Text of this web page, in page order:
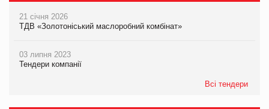
21 січня 2026
ТДВ «Золотоніський маслоробний комбінат»
03 липня 2023
Тендери компанії
Всі тендери